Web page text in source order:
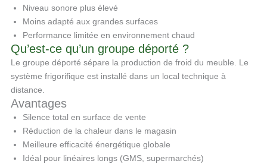
Niveau sonore plus élevé
Moins adapté aux grandes surfaces
Performance limitée en environnement chaud
Qu’est-ce qu’un groupe déporté ?
Le groupe déporté sépare la production de froid du meuble. Le
système frigorifique est installé dans un local technique à
distance.
Avantages
Silence total en surface de vente
Réduction de la chaleur dans le magasin
Meilleure efficacité énergétique globale
Idéal pour linéaires longs (GMS, supermarchés)